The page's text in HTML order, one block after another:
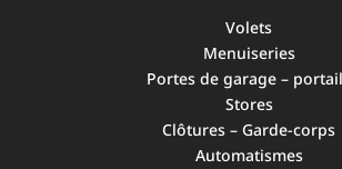
Volets
Menuiseries
Portes de garage –
Stores
Clôtures – Garde-corps
Automatismes